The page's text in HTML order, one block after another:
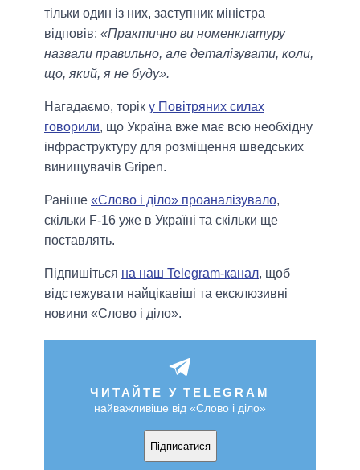
тільки один із них, заступник міністра
відповів: «Практично ви номенклатуру
назвали правильно, але деталізувати, коли,
що, який, я не буду».
Нагадаємо, торік у Повітряних силах
говорили, що Україна вже має всю необхідну
інфраструктуру для розміщення шведських
винищувачів Gripen.
Раніше «Слово і діло» проаналізувало,
скільки F-16 уже в Україні та скільки ще
поставлять.
Підпишіться на наш Telegram-канал, щоб
відстежувати найцікавіші та ексклюзивні
новини «Слово і діло».
ЧИТАЙТЕ У TELEGRAM
найважливіше від «Слово і діло»
Підписатися